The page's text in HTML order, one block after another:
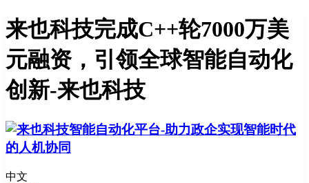
来也科技完成C++轮7000万美
元融资，引领全球智能自动化
创新-来也科技
中文